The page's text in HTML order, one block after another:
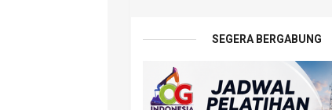
SEGERA BERGABUNG